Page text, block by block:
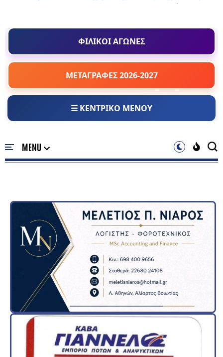
ΦΙΛΙΚΟΙ ΑΓΩΝΕΣ
ΜΕΤΑΓΡΑΦΕΣ 2026-2027
☰ ΚΕΝΤΡΙΚΟ ΜΕΝΟΥ